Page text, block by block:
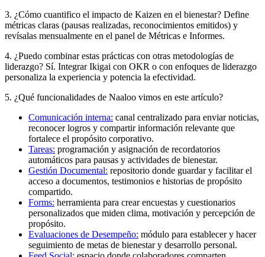
3. ¿Cómo cuantifico el impacto de Kaizen en el bienestar? Define
métricas claras (pausas realizadas, reconocimientos emitidos) y
revísalas mensualmente en el panel de Métricas e Informes.
4. ¿Puedo combinar estas prácticas con otras metodologías de
liderazgo? Sí. Integrar Ikigai con OKR o con enfoques de liderazgo
personaliza la experiencia y potencia la efectividad.
5. ¿Qué funcionalidades de Naaloo vimos en este artículo?
Comunicación interna: canal centralizado para enviar noticias,
reconocer logros y compartir información relevante que
fortalece el propósito corporativo.
Tareas: programación y asignación de recordatorios
automáticos para pausas y actividades de bienestar.
Gestión Documental: repositorio donde guardar y facilitar el
acceso a documentos, testimonios e historias de propósito
compartido.
Forms: herramienta para crear encuestas y cuestionarios
personalizados que miden clima, motivación y percepción de
propósito.
Evaluaciones de Desempeño: módulo para establecer y hacer
seguimiento de metas de bienestar y desarrollo personal.